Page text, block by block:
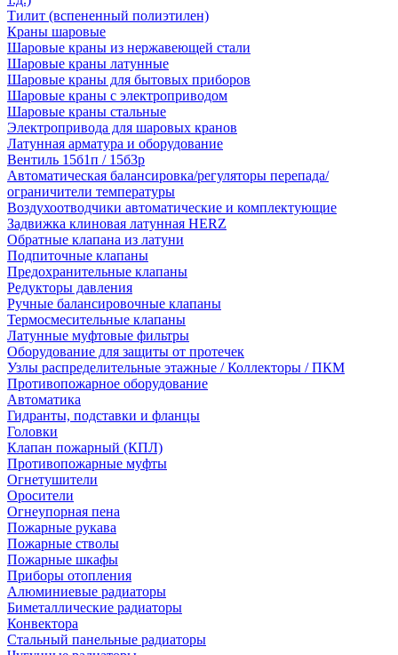
Тилит (вспененный полиэтилен)
Краны шаровые
Шаровые краны из нержавеющей стали
Шаровые краны латунные
Шаровые краны для бытовых приборов
Шаровые краны с электроприводом
Шаровые краны стальные
Электропривода для шаровых кранов
Латунная арматура и оборудование
Вентиль 15б1п / 15б3р
Автоматическая балансировка/регуляторы перепада/
ограничители температуры
Воздухоотводчики автоматические и комплектующие
Задвижка клиновая латунная HERZ
Обратные клапана из латуни
Подпиточные клапаны
Предохранительные клапаны
Редукторы давления
Ручные балансировочные клапаны
Термосмесительные клапаны
Латунные муфтовые фильтры
Оборудование для защиты от протечек
Узлы распределительные этажные / Коллекторы / ПКМ
Противопожарное оборудование
Автоматика
Гидранты, подставки и фланцы
Головки
Клапан пожарный (КПЛ)
Противопожарные муфты
Огнетушители
Оросители
Огнеупорная пена
Пожарные рукава
Пожарные стволы
Пожарные шкафы
Приборы отопления
Алюминиевые радиаторы
Биметаллические радиаторы
Конвектора
Стальный панельные радиаторы